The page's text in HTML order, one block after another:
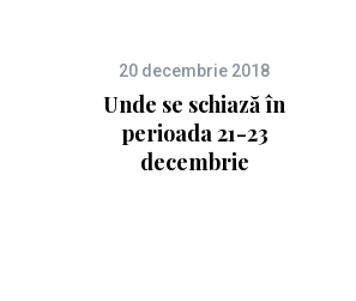
20 decembrie 2018
Unde se schiază în
perioada 21-23
decembrie